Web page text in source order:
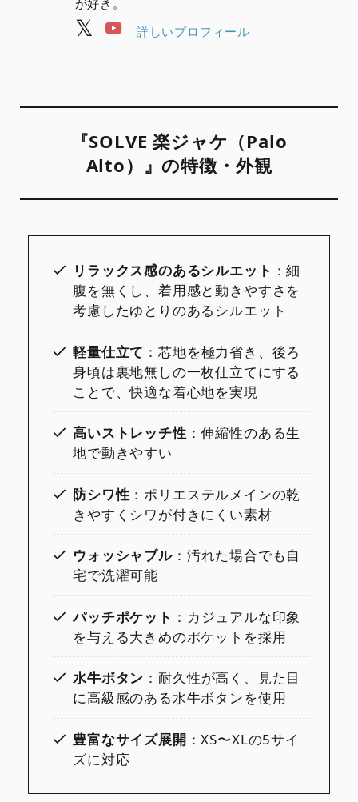
が好き。
詳しいプロフィール
『SOLVE 楽ジャケ（Palo
Alto）』の特徴・外観
リラックス感のあるシルエット ：細
腹を無くし、着用感と動きやすさを
考慮したゆとりのあるシルエット
軽量仕立て ：芯地を極力省き、後ろ
身頃は裏地無しの一枚仕立てにする
ことで、快適な着心地を実現
高いストレッチ性 ：伸縮性のある生
地で動きやすい
防シワ性 ：ポリエステルメインの乾
きやすくシワが付きにくい素材
ウォッシャブル：汚れた場合でも自
宅で洗濯可能
パッチポケット ：カジュアルな印象
を与える大きめのポケットを採用
水牛ボタン ：耐久性が高く、見た目
に高級感のある水牛ボタンを使用
豊富なサイズ展開 ：XS〜XLの5サイ
ズに対応